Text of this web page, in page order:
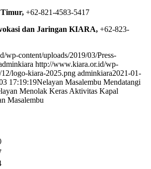
+62-821-4583-5417
dan Jaringan KIARA, +62-823-
wp-content/uploads/2019/03/Press-
http://www.kiara.or.id/wp-
logo-kiara-2025.png adminkiara2021-01-
17:19:19Nelayan Masalembu Mendatangi
Menolak Keras Aktivitas Kapal
Masalembu